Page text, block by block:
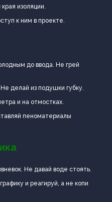
изоляции.
к ним в проекте.
до ввода. Не грей
делай из подушки губку.
и на отмостках.
пеноматериалы
Не давай воде стоять.
и реагируй, а не копи